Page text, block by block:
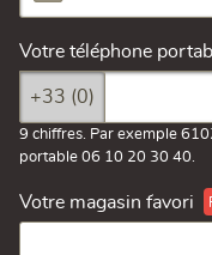
Votre téléphone
+33 (0)
9 chiffres. Par exemple
portable 06 10 20 30 40.
Votre magasin favori